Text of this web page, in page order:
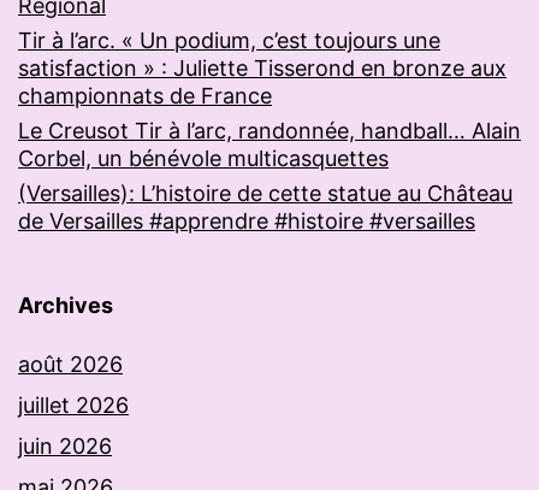
Régional
Tir à l’arc. « Un podium, c’est toujours une
satisfaction » : Juliette Tisserond en bronze aux
championnats de France
Le Creusot Tir à l’arc, randonnée, handball… Alain
Corbel, un bénévole multicasquettes
(Versailles): L’histoire de cette statue au Château
de Versailles #apprendre #histoire #versailles
Archives
août 2026
juillet 2026
juin 2026